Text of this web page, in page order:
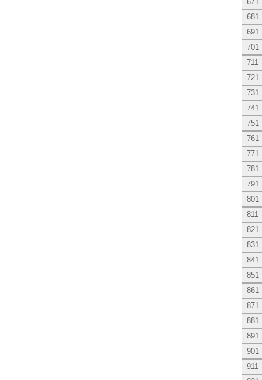
681
691
701
711
721
731
741
751
761
771
781
791
801
811
821
831
841
851
861
871
881
891
901
911